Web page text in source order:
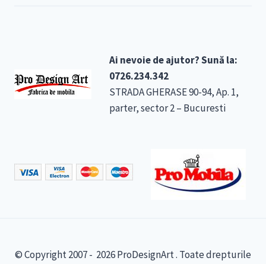
Ai nevoie de ajutor? Sună la:
0726.234.342
STRADA GHERASE 90-94, Ap. 1,
parter, sector 2 – Bucuresti
© Copyright 2007 - 2026 ProDesignArt . Toate drepturile